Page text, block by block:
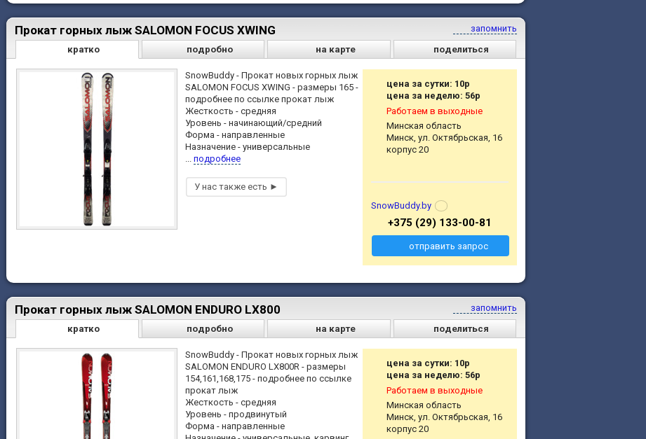
запомнить
Прокат горных лыж SALOMON FOCUS XWING
кратко подробно на карте поделиться
SnowBuddy - Прокат новых горных лыж
SALOMON FOCUS XWING - размеры 165 -
подробнее по ссылке прокат лыж
Жесткость - средняя
Уровень - начинающий/средний
Форма - направленные
Назначение - универсальные
... подробнее
цена за сутки: 10р
цена за неделю: 56р
Работаем в выходные
Минская область
Минск, ул. Октябрьская, 16
корпус 20
SnowBuddy.by
+375 (29) 133-00-81
отправить запрос
запомнить
Прокат горных лыж SALOMON ENDURO LX800
кратко подробно на карте поделиться
SnowBuddy - Прокат новых горных лыж
SALOMON ENDURO LX800R - размеры
154,161,168,175 - подробнее по ссылке
прокат лыж
Жесткость - средняя
Уровень - продвинутый
Форма - направленные
цена за сутки: 10р
цена за неделю: 56р
Работаем в выходные
Минская область
Минск, ул. Октябрьская, 16
корпус 20